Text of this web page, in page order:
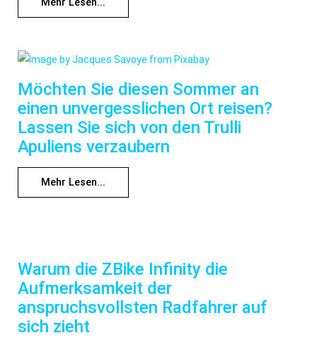
Möchten Sie diesen Sommer an
einen unvergesslichen Ort reisen?
Lassen Sie sich von den Trulli
Apuliens verzaubern
Mehr Lesen...
Warum die ZBike Infinity die
Aufmerksamkeit der
anspruchsvollsten Radfahrer auf
sich zieht